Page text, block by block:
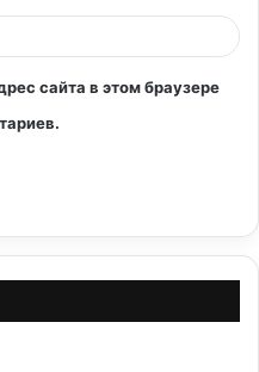
сайта в этом браузере